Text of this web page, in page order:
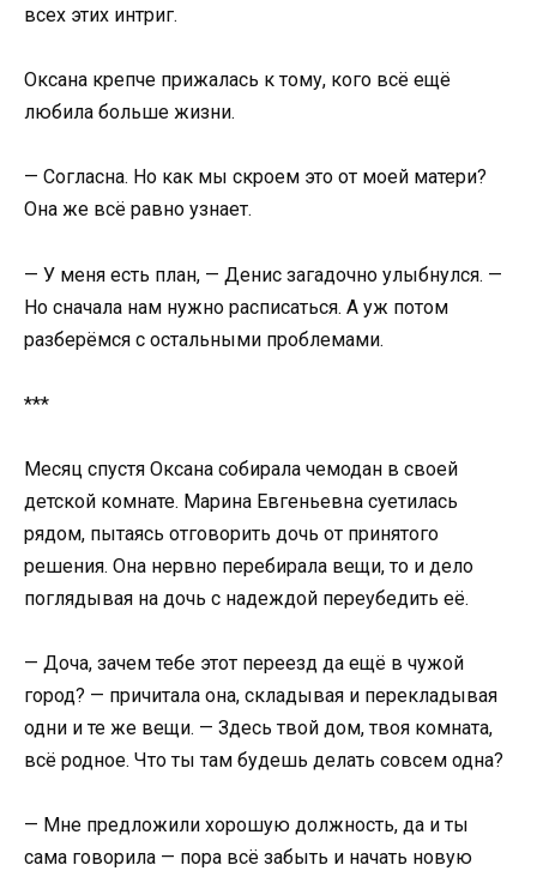
всех этих интриг.
Оксана крепче прижалась к тому, кого всё ещё
любила больше жизни.
— Согласна. Но как мы скроем это от моей матери?
Она же всё равно узнает.
— У меня есть план, — Денис загадочно улыбнулся. —
Но сначала нам нужно расписаться. А уж потом
разберёмся с остальными проблемами.
***
Месяц спустя Оксана собирала чемодан в своей
детской комнате. Марина Евгеньевна суетилась
рядом, пытаясь отговорить дочь от принятого
решения. Она нервно перебирала вещи, то и дело
поглядывая на дочь с надеждой переубедить её.
— Доча, зачем тебе этот переезд да ещё в чужой
город? — причитала она, складывая и перекладывая
одни и те же вещи. — Здесь твой дом, твоя комната,
всё родное. Что ты там будешь делать совсем одна?
— Мне предложили хорошую должность, да и ты
сама говорила — пора всё забыть и начать новую